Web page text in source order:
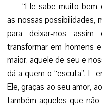
“Ele sabe muito bem
as nossas possibilidades,
para deixar-nos
transformar em homens
maior, aquele de seu e
dá a quem o “escuta”. E
Ele, graças ao seu amor,
também aqueles que